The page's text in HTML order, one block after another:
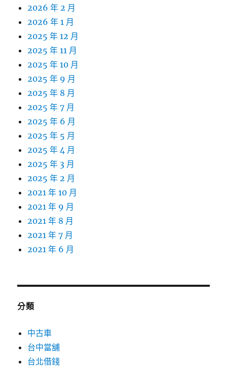
2026 年 2 月
2026 年 1 月
2025 年 12 月
2025 年 11 月
2025 年 10 月
2025 年 9 月
2025 年 8 月
2025 年 7 月
2025 年 6 月
2025 年 5 月
2025 年 4 月
2025 年 3 月
2025 年 2 月
2021 年 10 月
2021 年 9 月
2021 年 8 月
2021 年 7 月
2021 年 6 月
分類
中古車
台中當舖
台北借錢